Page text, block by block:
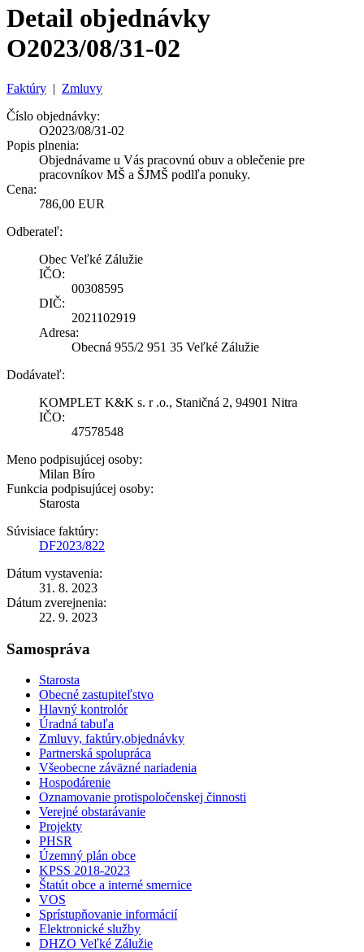
Detail objednávky
O2023/08/31-02
Faktúry | Zmluvy
Číslo objednávky:
O2023/08/31-02
Popis plnenia:
Objednávame u Vás pracovnú obuv a oblečenie pre
pracovníkov MŠ a ŠJMŠ podlľa ponuky.
Cena:
786,00 EUR
Odberateľ:
Obec Veľké Zálužie
IČO:
00308595
DIČ:
2021102919
Adresa:
Obecná 955/2 951 35 Veľké Zálužie
Dodávateľ:
KOMPLET K&K s. r .o., Staničná 2, 94901 Nitra
IČO:
47578548
Meno podpisujúcej osoby:
Milan Bíro
Funkcia podpisujúcej osoby:
Starosta
Súvisiace faktúry:
DF2023/822
Dátum vystavenia:
31. 8. 2023
Dátum zverejnenia:
22. 9. 2023
Samospráva
Starosta
Obecné zastupiteľstvo
Hlavný kontrolór
Úradná tabuľa
Zmluvy, faktúry,objednávky
Partnerská spolupráca
Všeobecne záväzné nariadenia
Hospodárenie
Oznamovanie protispoločenskej činnosti
Verejné obstarávanie
Projekty
PHSR
Územný plán obce
KPSS 2018-2023
Štatút obce a interné smernice
VOS
Sprístupňovanie informácií
Elektronické služby
DHZO Veľké Zálužie